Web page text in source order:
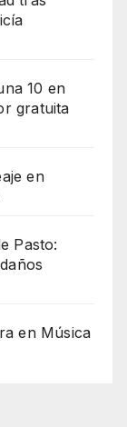
10 en
gratuita
en
Pasto:
en Música